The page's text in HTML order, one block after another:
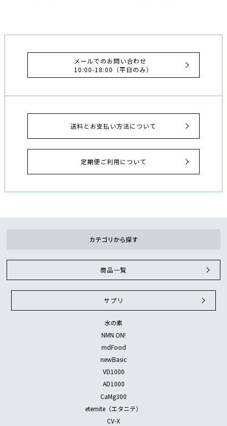
メールでのお問い合わせ
10:00-18:00（平日のみ）
送料とお支払い方法について
定期便ご利用について
カテゴリから探す
商品一覧
サプリ
水の素
NMN ON!
mdFood
newBasic
VD1000
AD1000
CaMg300
eternite（エタニテ）
CV-X